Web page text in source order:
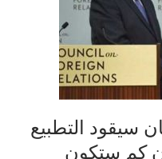
سيقود التطبيع
كم ستكون